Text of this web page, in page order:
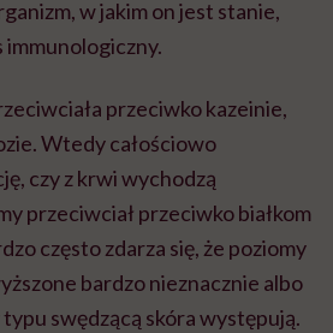
w jakim on jest stanie,
immunologiczny.
przeciwko kazeinie,
Wtedy całościowo
czy z krwi wychodzą
przeciwciał przeciwko białkom
często zdarza się, że poziomy
bardzo nieznacznie albo
swędzącą skóra występują.